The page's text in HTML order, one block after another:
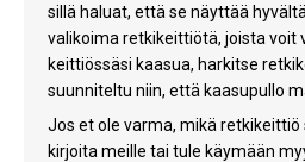
sillä haluat, että se näyttää
valikoima retkikeittiötä, joista voit
keittiössäsi kaasua, harkitse
suunniteltu niin, että kaasupullo
Jos et ole varma, mikä retkikeittiö
kirjoita meille tai tule käymään